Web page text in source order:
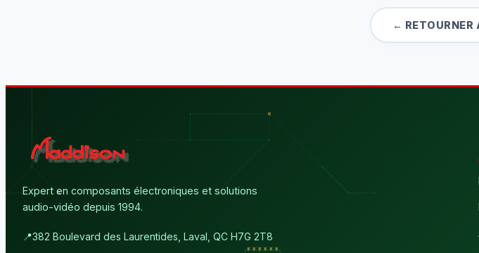
← RETOURNER
Expert en composants électroniques et solutions
audio-vidéo depuis 1994.
📍382 Boulevard des Laurentides, Laval, QC H7G 2T8